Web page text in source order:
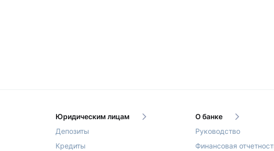
Юридическим лицам
Депозиты
Кредиты
О банке
Руководство
Финансовая